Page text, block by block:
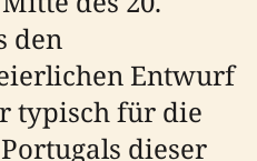
den
Entwurf
typisch für die
dieser